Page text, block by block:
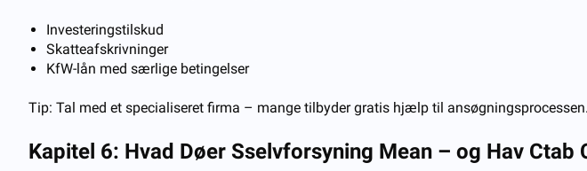
Investeringstilskud
Skatteafskrivninger
KfW-lån med særlige betingelser
Tip: Tal med et specialiseret firma – mange tilbyder gratis hjælp til ansøgningsprocessen.
Kapitel 6: Hvad Døer Sselvforsyning Mean – og Hav Ctab